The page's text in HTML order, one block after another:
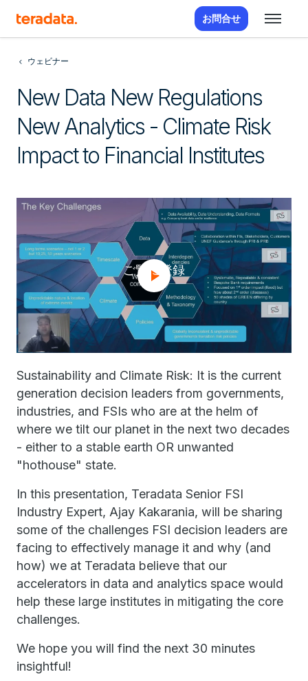
お問合せ
ウェビナー
New Data New Regulations
New Analytics - Climate Risk
Impact to Financial Institutes
ご覧に登録
Sustainability and Climate Risk: It is the current
generation decision leaders from governments,
industries, and FSIs who are at the helm of
where we tilt our planet in the next two decades
- either to a stable earth OR unwanted
"hothouse" state.
In this presentation, Teradata Senior FSI
Industry Expert, Ajay Kakarania, will be sharing
some of the challenges FSI decision leaders are
facing to effectively manage it and why (and
how) we at Teradata believe that our
accelerators in data and analytics space would
help these large institutes in mitigating the core
challenges.
We hope you will find the next 30 minutes
insightful!